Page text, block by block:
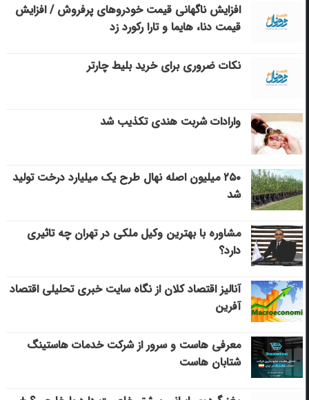
افزایش ناگهانی قیمت خودروهای پرفروش / افزایش
قیمت دنا، هایما و تارا رکورد زد
نکات ضروری برای خرید بلیط چارتر
وارادات شربت هندی تکذیب شد
۲۵۰ میلیون اصله نهال طرح یک میلیارد درخت تولید
شد
مشاوره با بهترین وکیل ملکی در تهران چه تاثیری
دارد؟
آنالیز اقتصاد کلان از نگاه سایت خبری تحلیلی اقتصاد
آفرین
معرفی هاست و سرور از شرکت خدمات هاستینگ
شتابان هاست